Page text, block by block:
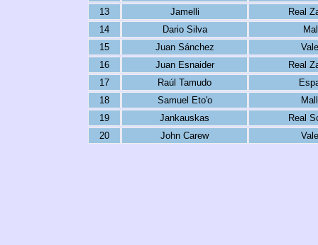
13
Jamelli
Real
14
Dario Silva
15
Juan Sánchez
16
Juan Esnaider
Real
17
Raúl Tamudo
18
Samuel Eto'o
19
Jankauskas
Real
20
John Carew